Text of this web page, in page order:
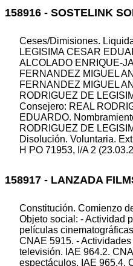
158916 - SOSTELINK
Ceses/Dimisiones.
LEGISIMA CESAR
ALCOLADO ENRIQUE-
FERNANDEZ MIGUEL
FERNANDEZ MIGUEL
RODRIGUEZ DE
Consejero: REAL
EDUARDO.
RODRIGUEZ DE
Disolución. Voluntaria.
H PO 71953, I/A 2
158917 - LANZADA
Constitución. Comienzo
Objeto social: - Actividad
películas
CNAE 5915. -
televisión. IAE 964.2.
espectáculos. IAE 965.4.